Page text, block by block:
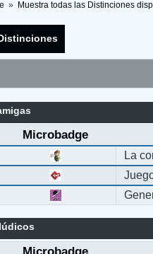
» Muestra todas las Distinciones
Microbadge
La